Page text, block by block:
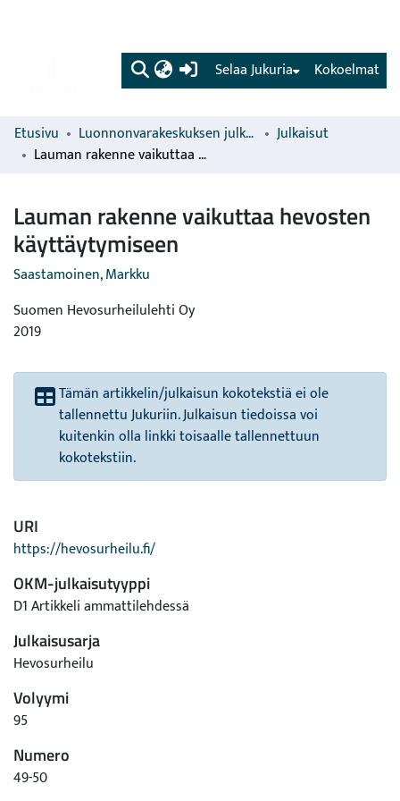
(current) Kokoelmat
Selaa Jukuria
Etusivu Luonnonvarakeskuksen julkaisut
Julkaisut
Lauman rakenne vaikuttaa hevosten käyttäytymiseen
Lauman rakenne vaikuttaa hevosten
käyttäytymiseen
Saastamoinen, Markku
Suomen Hevosurheilulehti Oy
2019
Tämän artikkelin/julkaisun kokotekstiä ei ole
tallennettu Jukuriin. Julkaisun tiedoissa voi
kuitenkin olla linkki toisaalle tallennettuun
kokotekstiin.
URI
https://hevosurheilu.fi/
OKM-julkaisutyyppi
D1 Artikkeli ammattilehdessä
Julkaisusarja
Hevosurheilu
Volyymi
95
Numero
49-50